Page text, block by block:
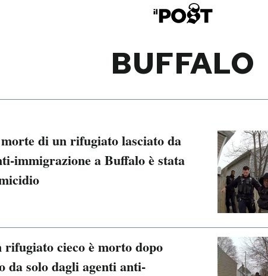
BUFFALO
di un rifugiato lasciato da
immigrazione a Buffalo è stata
cieco è morto dopo
da solo dagli agenti anti-